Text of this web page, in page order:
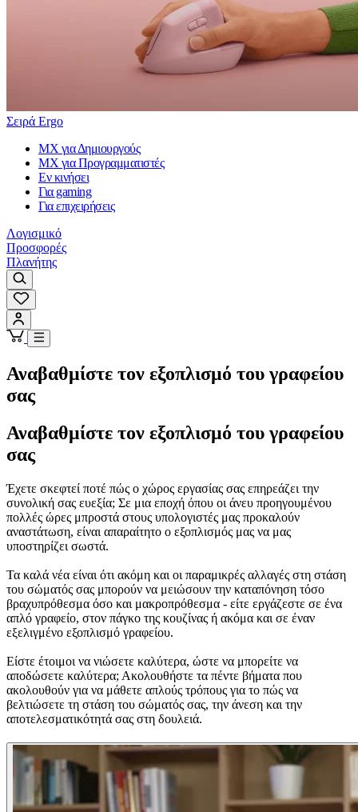
Σειρά Ergo
MX για Δημιουργούς
MX για Προγραμματιστές
Εν κινήσει
Για gaming
Για επιχειρήσεις
Λογισμικό
Προσφορές
Πλανήτης
Αναβαθμίστε τον εξοπλισμό του γραφείου
σας
Αναβαθμίστε τον εξοπλισμό του γραφείου
σας
Έχετε σκεφτεί ποτέ πώς ο χώρος εργασίας σας επηρεάζει την
συνολική σας ευεξία; Σε μια εποχή όπου οι άνευ προηγουμένου
πολλές ώρες μπροστά στους υπολογιστές μας προκαλούν
αναστάτωση, είναι απαραίτητο ο εξοπλισμός μας να μας
υποστηρίζει σωστά.
Τα καλά νέα είναι ότι ακόμη και οι παραμικρές αλλαγές στη στάση
του σώματός σας μπορούν να μειώσουν την καταπόνηση τόσο
βραχυπρόθεσμα όσο και μακροπρόθεσμα - είτε εργάζεστε σε ένα
απλό γραφείο, στον πάγκο της κουζίνας ή ακόμα και σε έναν
εξελιγμένο εξοπλισμό γραφείου.
Είστε έτοιμοι να νιώσετε καλύτερα, ώστε να μπορείτε να
αποδώσετε καλύτερα; Ακολουθήστε τα πέντε βήματα που
ακολουθούν για να μάθετε απλούς τρόπους για το πώς να
βελτιώσετε τη στάση του σώματός σας, την άνεση και την
αποτελεσματικότητά σας στη δουλειά.